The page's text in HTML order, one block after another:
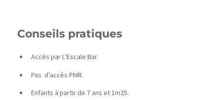
Conseils pratiques
Accès par L’Escale Bar.
Pas d’accès PMR.
Enfants à partir de 7 ans et 1m25.